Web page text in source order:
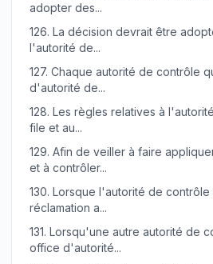
adopter des...
126. La décision devrait être
l'autorité de...
127. Chaque autorité de contrôle
d'autorité de...
128. Les règles relatives à
file et au...
129. Afin de veiller à faire
et à contrôler...
130. Lorsque l'autorité de contrôle
réclamation a...
131. Lorsqu'une autre autorité de
office d'autorité...